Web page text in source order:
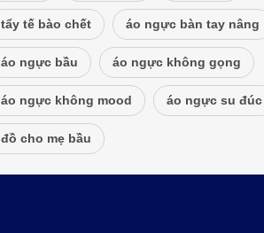
tẩy tế bào chết áo ngực bàn tay nâng
áo ngực bầu áo ngực không gọng
áo ngực không mood áo ngực su đúc
đồ cho mẹ bầu